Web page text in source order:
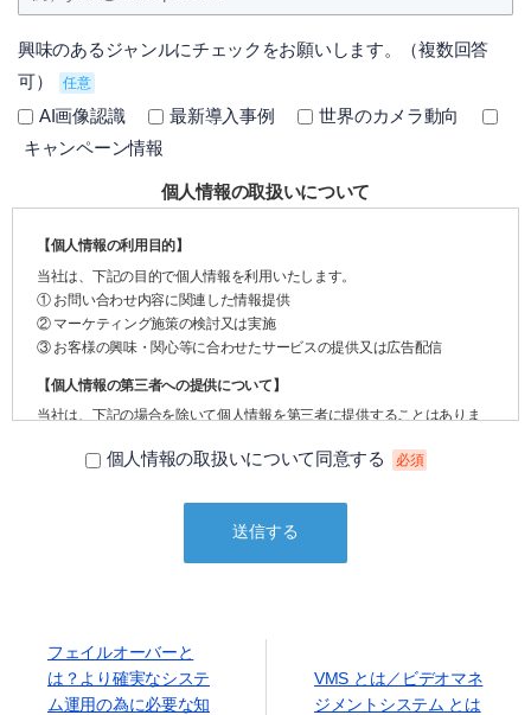
興味のあるジャンルにチェックをお願いします。（複数回答
可）
任意
AI画像認識 最新導入事例
世界のカメラ動向
キャンペーン情報
個人情報の取扱いについて
【個人情報の利用目的】
当社は、下記の目的で個人情報を利用いたします。
① お問い合わせ内容に関連した情報提供
② マーケティング施策の検討又は実施
③ お客様の興味・関心等に合わせたサービスの提供又は広告配信
【個人情報の第三者への提供について】
当社は、下記の場合を除いて個人情報を第三者に提供することはありま
① 本人の同意がある場合
③ 個人情報の保護に関する法律及びJISQ：15001によって認められてい
三者に委託する場合があります。この場合、法令及び当社の基準に従っ
て委託先を選定し、機密保持契約を締結します。委託先に対しては個人
情報の適切な取扱いを監督指導します。
個人情報の取扱いについて同意する 必須
フェイルオーバーと
は？より確実なシステ
ム運用の為に必要な知
VMS とは／ビデオマネ
ジメントシステム とは